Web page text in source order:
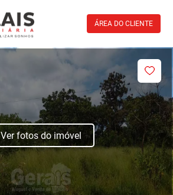
ÁREA DO CLIENTE
Ver fotos do imóvel